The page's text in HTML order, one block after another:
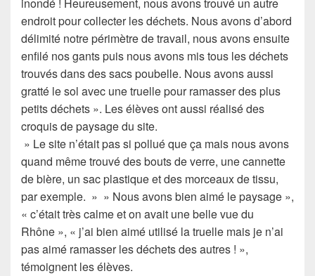
inondé ! Heureusement, nous avons trouvé un autre
endroit pour collecter les déchets. Nous avons d’abord
délimité notre périmètre de travail, nous avons ensuite
enfilé nos gants puis nous avons mis tous les déchets
trouvés dans des sacs poubelle. Nous avons aussi
gratté le sol avec une truelle pour ramasser des plus
petits déchets ». Les élèves ont aussi réalisé des
croquis de paysage du site.
» Le site n’était pas si pollué que ça mais nous avons
quand même trouvé des bouts de verre, une cannette
de bière, un sac plastique et des morceaux de tissu,
par exemple. » » Nous avons bien aimé le paysage »,
« c’était très calme et on avait une belle vue du
Rhône », « j’ai bien aimé utilisé la truelle mais je n’ai
pas aimé ramasser les déchets des autres ! »,
témoignent les élèves.